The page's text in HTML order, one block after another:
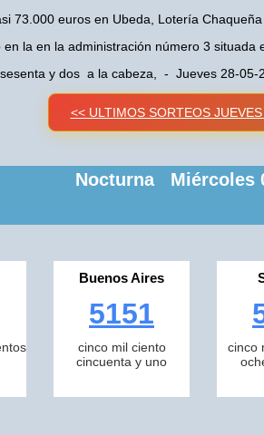
73.000 euros en Ubeda, Lotería
la en la administración número 3
sesenta y dos a la cabeza, - Jueves 28-
<< ULTIMOS SORTEOS
Nocturna Miércoles
Buenos Aires
5151
cinco mil ciento
cincuenta y uno
cinco